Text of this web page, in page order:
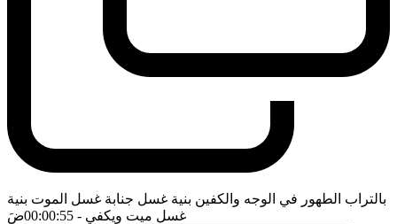
بالتراب الطهور في الوجه والكفين بنية غسل جنابة غسل الموت بنية
غسل ميت ويكفي - 00:00:55 ضَ